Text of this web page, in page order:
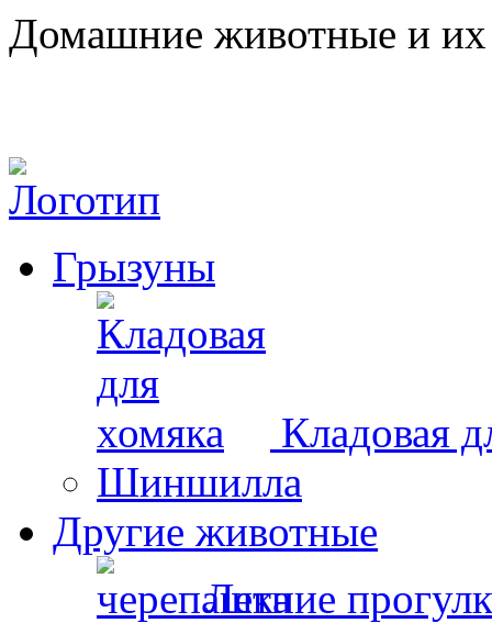
Домашние животные и их
Грызуны
Кладовая
Шиншилла
Другие животные
Летние